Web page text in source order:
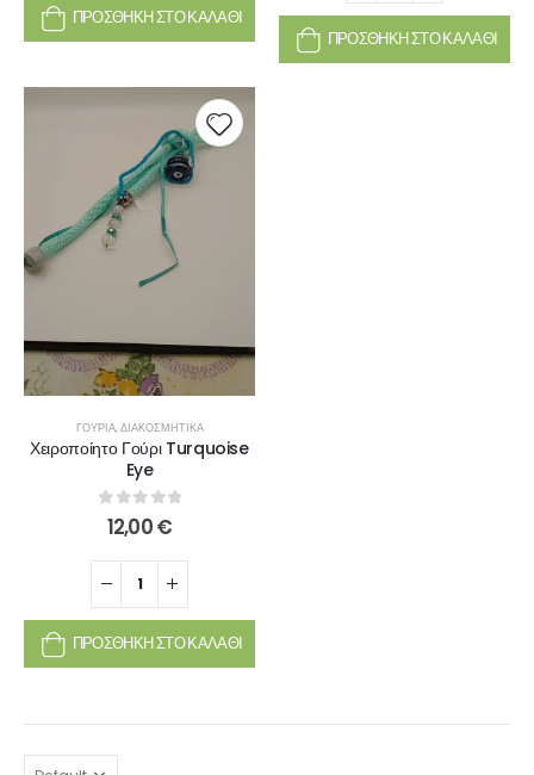
ΠΡΟΣΘΉΚΗ ΣΤΟ ΚΑΛΆΘΙ
ΠΡΟΣΘΉΚΗ ΣΤΟ ΚΑΛΆΘΙ
ΓΟΎΡΙΑ,ΔΙΑΚΟΣΜΗΤΙΚΆ
Χειροποίητο Γούρι Turquoise
Eye
0out of 5
12,00€
ΠΡΟΣΘΉΚΗ ΣΤΟ ΚΑΛΆΘΙ